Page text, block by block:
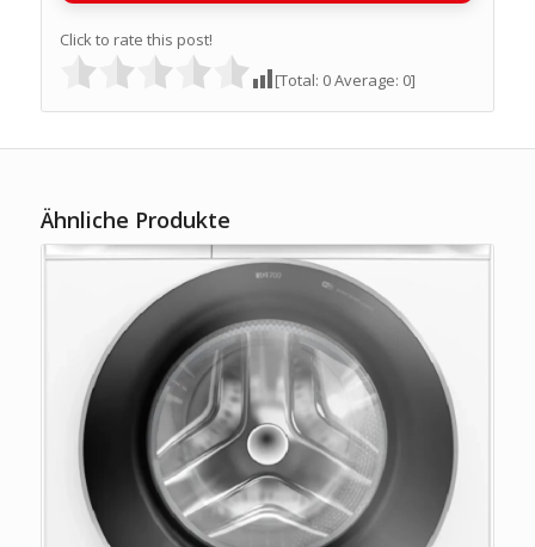
Click to rate this post!
[Total: 0Average: 0]
Ähnliche Produkte